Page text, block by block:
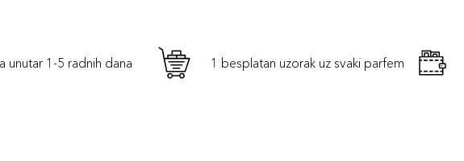
unutar 1-5 radnih dana 1 besplatan uzorak uz svaki parfem